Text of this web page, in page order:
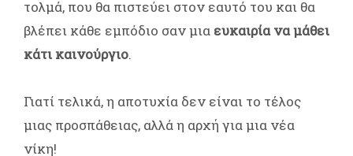
τολμά, που θα πιστεύει στον εαυτό του και θα
βλέπει κάθε εμπόδιο σαν μια ευκαιρία να μάθει
κάτι καινούργιο.
Γιατί τελικά, η αποτυχία δεν είναι το τέλος
μιας προσπάθειας, αλλά η αρχή για μια νέα
νίκη!